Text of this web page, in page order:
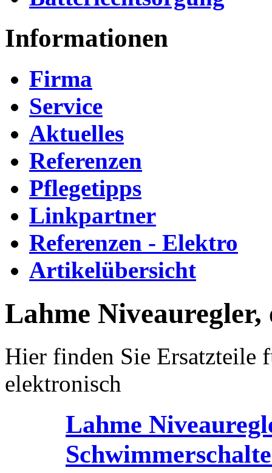
Informationen
Firma
Service
Aktuelles
Referenzen
Pflegetipps
Linkpartner
Referenzen - Elektro
Artikelübersicht
Lahme Niveauregler,
Hier finden Sie Ersatzteile
elektronisch
Lahme